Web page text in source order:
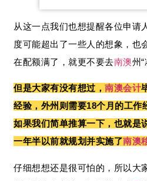
从这一点我们也想提醒各位申请
度可能超出了一些人的想象，也
在配额满了，就更不要去南澳州
但是大家有没有想过，南澳会计
经验，外州则需要18个月的工作
如果我们简单推算一下，也就是
一年半以前就规划并实施了南澳
仔细想想还是很可怕的，所以大